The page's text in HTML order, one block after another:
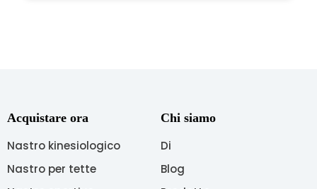
Acquistare ora
Nastro kinesiologico
Nastro per tette
Chi siamo
Di
Blog